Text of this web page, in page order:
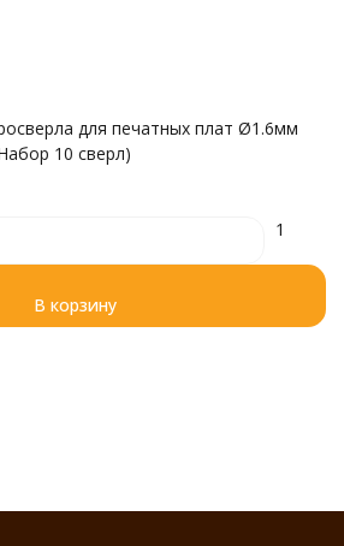
для печатных плат Ø1.6мм
10 сверл)
1
В корзину